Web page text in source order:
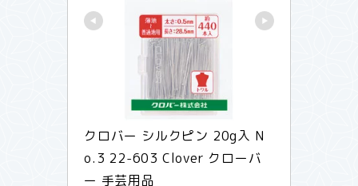
クロバー シルクピン 20g入 N
o.3 22-603 Clover クローバ
ー 手芸用品